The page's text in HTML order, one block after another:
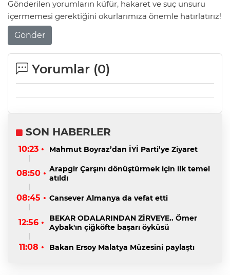
Gönderilen yorumların küfür, hakaret ve suç unsuru
içermemesi gerektiğini okurlarımıza önemle hatırlatırız!
Gönder
Yorumlar (0)
SON HABERLER
10:23 • Mahmut Boyraz’dan İYİ Parti’ye Ziyaret
08:50 • Arapgir Çarşını dönüştürmek için ilk temel
atıldı
08:45 • Cansever Almanya da vefat etti
12:56 •
BEKAR ODALARINDAN ZİRVEYE.. Ömer
Aybak'ın çiğköfte başarı öyküsü
11:08 • Bakan Ersoy Malatya Müzesini paylaştı